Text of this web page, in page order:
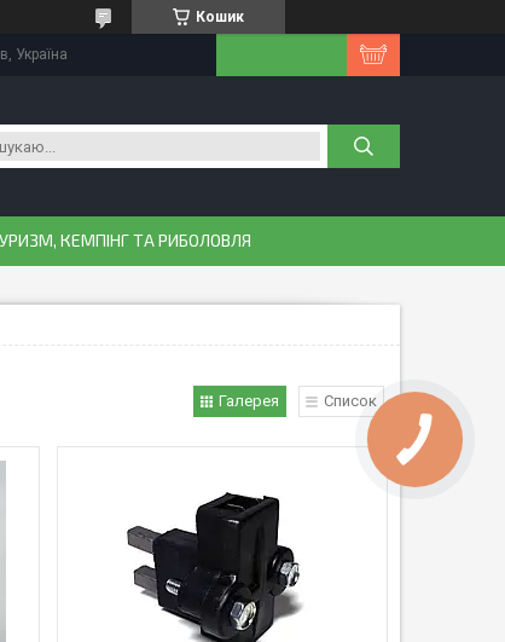
Кошик
Україна
КЕМПІНГ ТА РИБОЛОВЛЯ
Галерея Список